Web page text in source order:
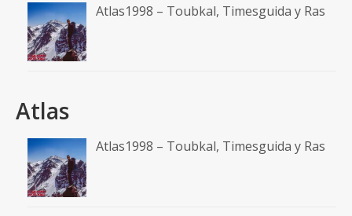
Atlas1998 – Toubkal, Timesguida y Ras
Atlas
Atlas1998 – Toubkal, Timesguida y Ras